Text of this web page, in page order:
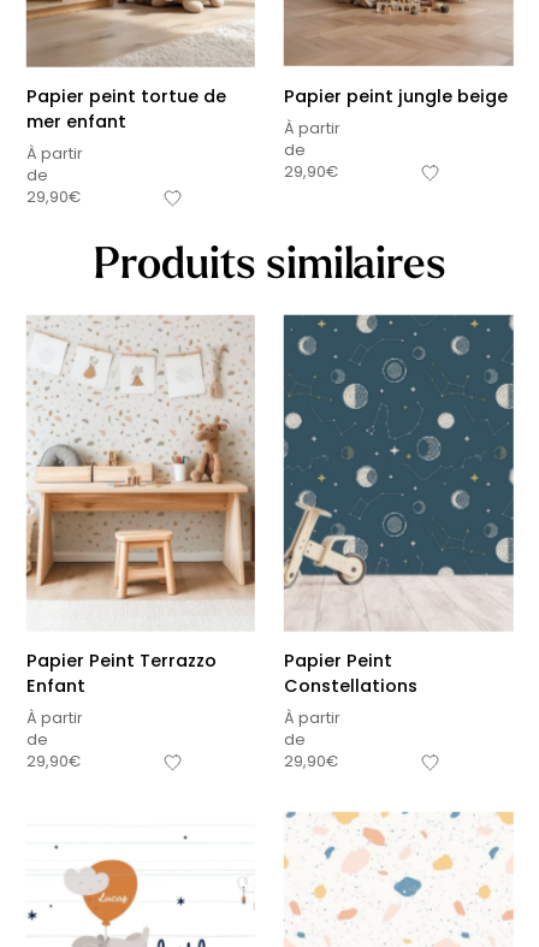
Papier peint tortue de
mer enfant
À partir
de
29,90€
Papier peint jungle beige
À partir
de
29,90€
Produits similaires
Papier Peint Terrazzo
Enfant
À partir
de
29,90€
Papier Peint
Constellations
À partir
de
29,90€